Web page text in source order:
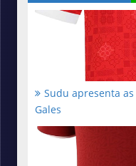
Sudu apresenta
Gales